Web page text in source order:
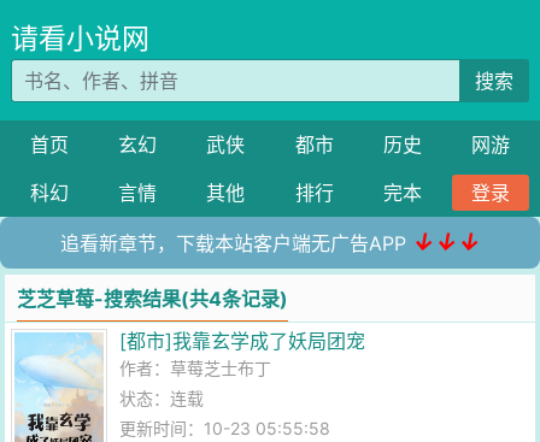
请看小说网
搜索
首页 玄幻 武侠 都市 历史
网游
科幻
言情 其他 排行 完本 登录
追看新章节，下载本站客户端无广告APP ↓↓↓
芝芝草莓-搜索结果(共4条记录)
[都市]我靠玄学成了妖局团宠
作者： 草莓芝士布丁
状态：连载
更新时间：10-23 05:55:58